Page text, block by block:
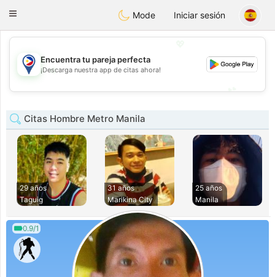
Philippines Chat
Toggle
Mode Iniciar sesión
💖
💕
Encuentra tu pareja perfecta
¡Descarga nuestra app de citas ahora!
Citas Hombre Metro Manila
29 años
Taguig
31 años
Marikina City
25 años
Manila
0.9/1